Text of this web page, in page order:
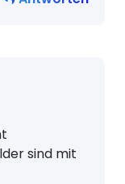
sind mit